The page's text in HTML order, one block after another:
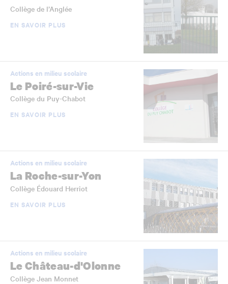
Collège de l’Anglée
EN SAVOIR PLUS
Actions en milieu scolaire
Le Poiré-sur-Vie
Collège du Puy-Chabot
EN SAVOIR PLUS
Actions en milieu scolaire
La Roche-sur-Yon
Collège Édouard Herriot
EN SAVOIR PLUS
Actions en milieu scolaire
Le Château-d'Olonne
Collège Jean Monnet